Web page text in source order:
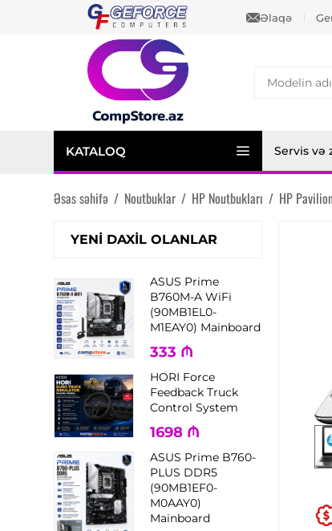
Əlaqə
KATALOQ Servis və
Əsas səhifə / Noutbuklar / HP Noutbukları / HP
YENI DAXIL OLANLAR
ASUS Prime
B760M-A WiFi
(90MB1EL0-
M1EAY0) Mainboard
333 ₼
HORI Force
Feedback Truck
Control System
1698 ₼
ASUS Prime B760-
PLUS DDR5
(90MB1EF0-
M0AAY0)
Mainboard